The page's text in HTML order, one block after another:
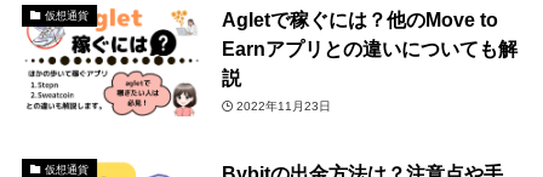
仮想通貨
Agletで稼ぐには？他のMove to
Earnアプリとの違いについても解
説
2022年11月23日
仮想通貨